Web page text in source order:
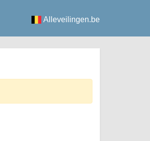
Alleveilingen.be